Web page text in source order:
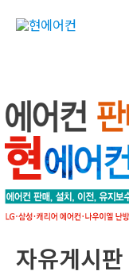
너
뛰
기
자유게시판